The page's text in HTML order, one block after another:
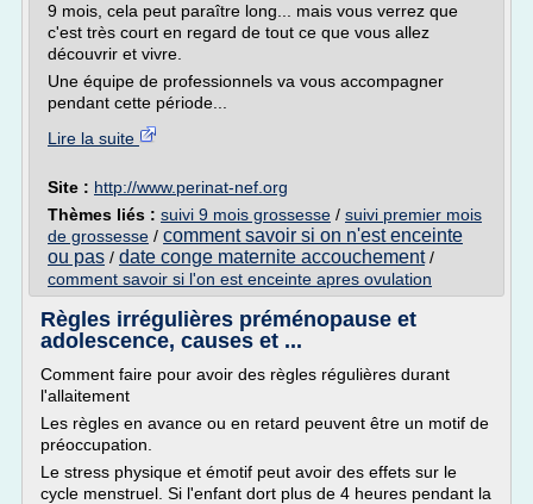
9 mois, cela peut paraître long... mais vous verrez que
c'est très court en regard de tout ce que vous allez
découvrir et vivre.
Une équipe de professionnels va vous accompagner
pendant cette période...
Lire la suite
Site : http://www.perinat-nef.org
Thèmes liés : suivi 9 mois grossesse / suivi premier mois
de grossesse / comment savoir si on n'est enceinte
ou pas / date conge maternite accouchement/
comment savoir si l'on est enceinte apres ovulation
Règles irrégulières préménopause et
adolescence, causes et ...
Comment faire pour avoir des règles régulières durant
l'allaitement
Les règles en avance ou en retard peuvent être un motif de
préoccupation.
Le stress physique et émotif peut avoir des effets sur le
cycle menstruel. Si l'enfant dort plus de 4 heures pendant la